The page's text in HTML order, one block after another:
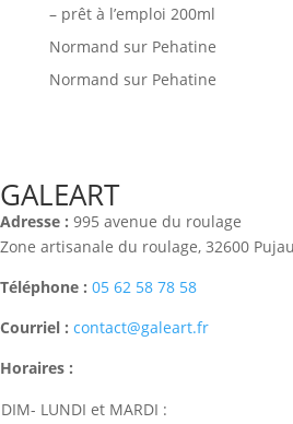
– prêt à l’emploi 200ml
Normand sur Pehatine
Normand sur Pehatine
GALEART
Adresse : 995 avenue du roulage
Zone artisanale du roulage, 32600
Téléphone : 05 62 58 78 58
Courriel : contact@galeart.fr
Horaires :
DIM- LUNDI et MARDI :